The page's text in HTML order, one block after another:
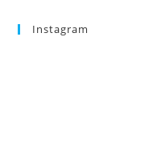
Instagram